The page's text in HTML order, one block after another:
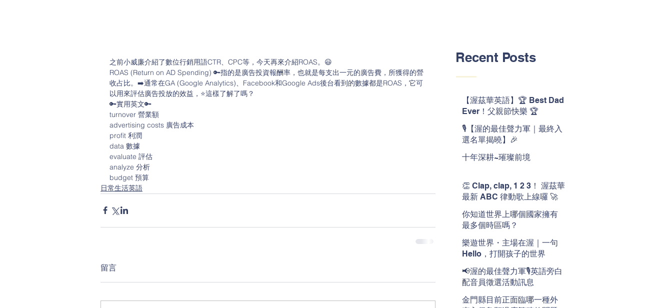
Recent Posts
【渥茲華英語】🏆 Best Dad
Ever！父親節快樂 🏆
🎙️【渥的最佳聲力軍｜最終入
選名單揭曉】🎉
十年深耕~璀璨前境
👏 Clap, clap, 1 2 3！ 渥茲華
最新 ABC 律動歌上線囉 🚀
你知道世界上哪個國家擁有
最多個時區嗎？
樂遊世界・主場在渥｜一句
Hello，打開孩子的世界
📢渥的最佳聲力軍🎙️英語旁白
配音員徵選活動訊息
金門縣目前正面臨哪一種外
之前小威廉介紹了數位行銷用語CTR、CPC等，今天再來介紹ROAS。😃
ROAS (Return on AD Spending) 🔑指的是廣告投資報酬率，也就是每支出一元的廣告費，所獲得的營
收占比。➡️通常在GA (Google Analytics)、Facebook和Google Ads後台看到的數據都是ROAS，它可
以用來評估廣告投放的效益，⭐️這樣了解了嗎？
🔑實用英文🔑
turnover 營業額
advertising costs 廣告成本
profit 利潤
data 數據
evaluate 評估
analyze 分析
budget 預算
日常生活英語
留言